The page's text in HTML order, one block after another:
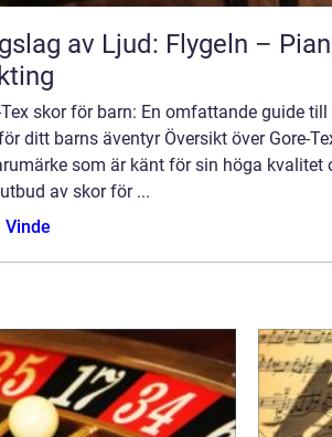
av Ljud: Flygeln –
Tex skor för barn: En omfattande guide
ditt barns äventyr Översikt över Gore-
som är känt för sin höga kvalitet
av skor för ...
Vinde